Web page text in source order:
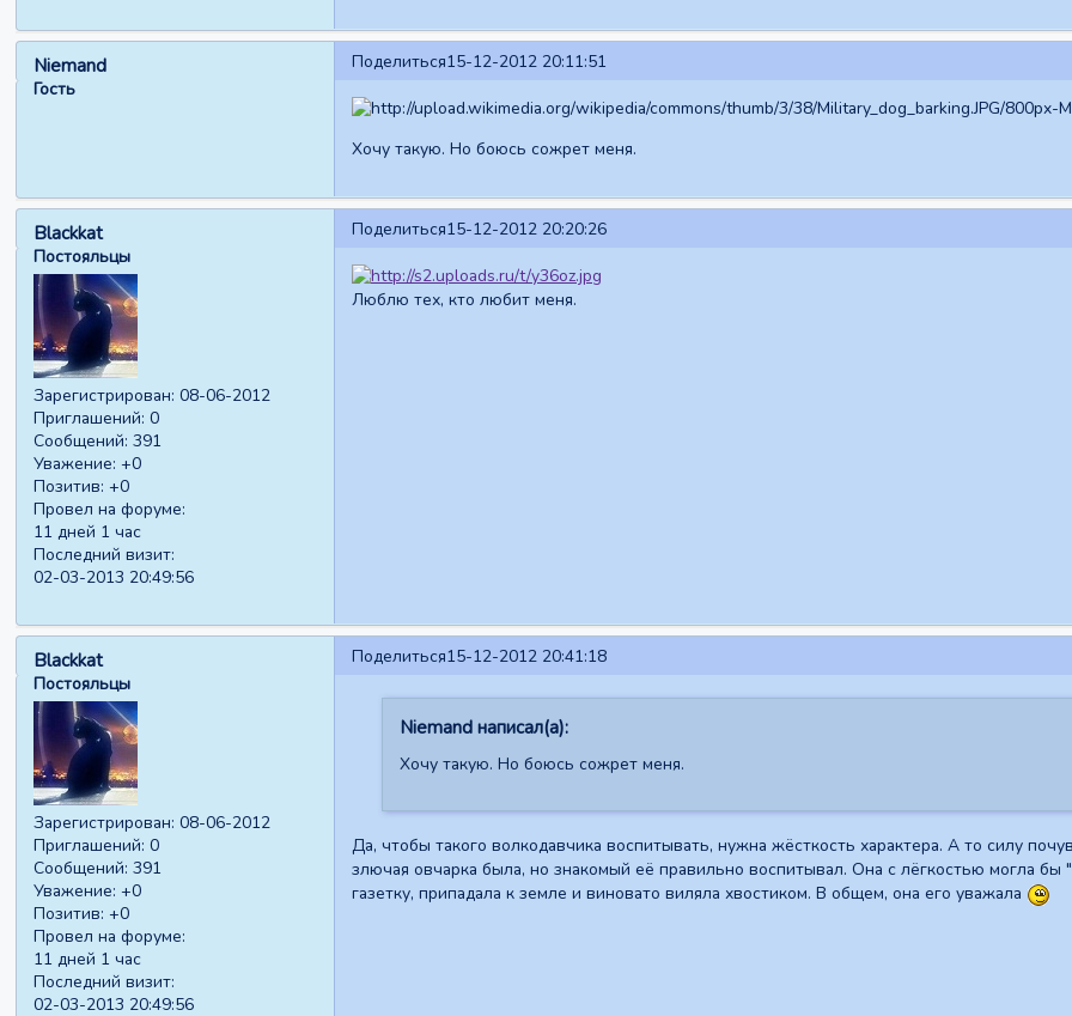
Поделиться15-12-2012 20:11:51
Niemand
Гость
Хочу такую. Но боюсь сожрет меня.
Поделиться15-12-2012 20:20:26
Blackkat
Постояльцы
Зарегистрирован: 08-06-2012
Приглашений: 0
Сообщений: 391
Уважение: +0
Позитив: +0
Провел на форуме:
11 дней 1 час
Последний визит:
02-03-2013 20:49:56
Люблю тех, кто любит меня.
Поделиться15-12-2012 20:41:18
Blackkat
Постояльцы
Зарегистрирован: 08-06-2012
Приглашений: 0
Сообщений: 391
Уважение: +0
Позитив: +0
Провел на форуме:
11 дней 1 час
Последний визит:
02-03-2013 20:49:56
Niemand написал(а):
Хочу такую. Но боюсь сожрет меня.
Да, чтобы такого волкодавчика воспитывать, нужна жёсткость характера. А то силу
злючая овчарка была, но знакомый её правильно воспитывал. Она с лёгкостью могла бы
газетку, припадала к земле и виновато виляла хвостиком. В общем, она его уважала